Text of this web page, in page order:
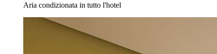
Aria condizionata in tutto l'hotel